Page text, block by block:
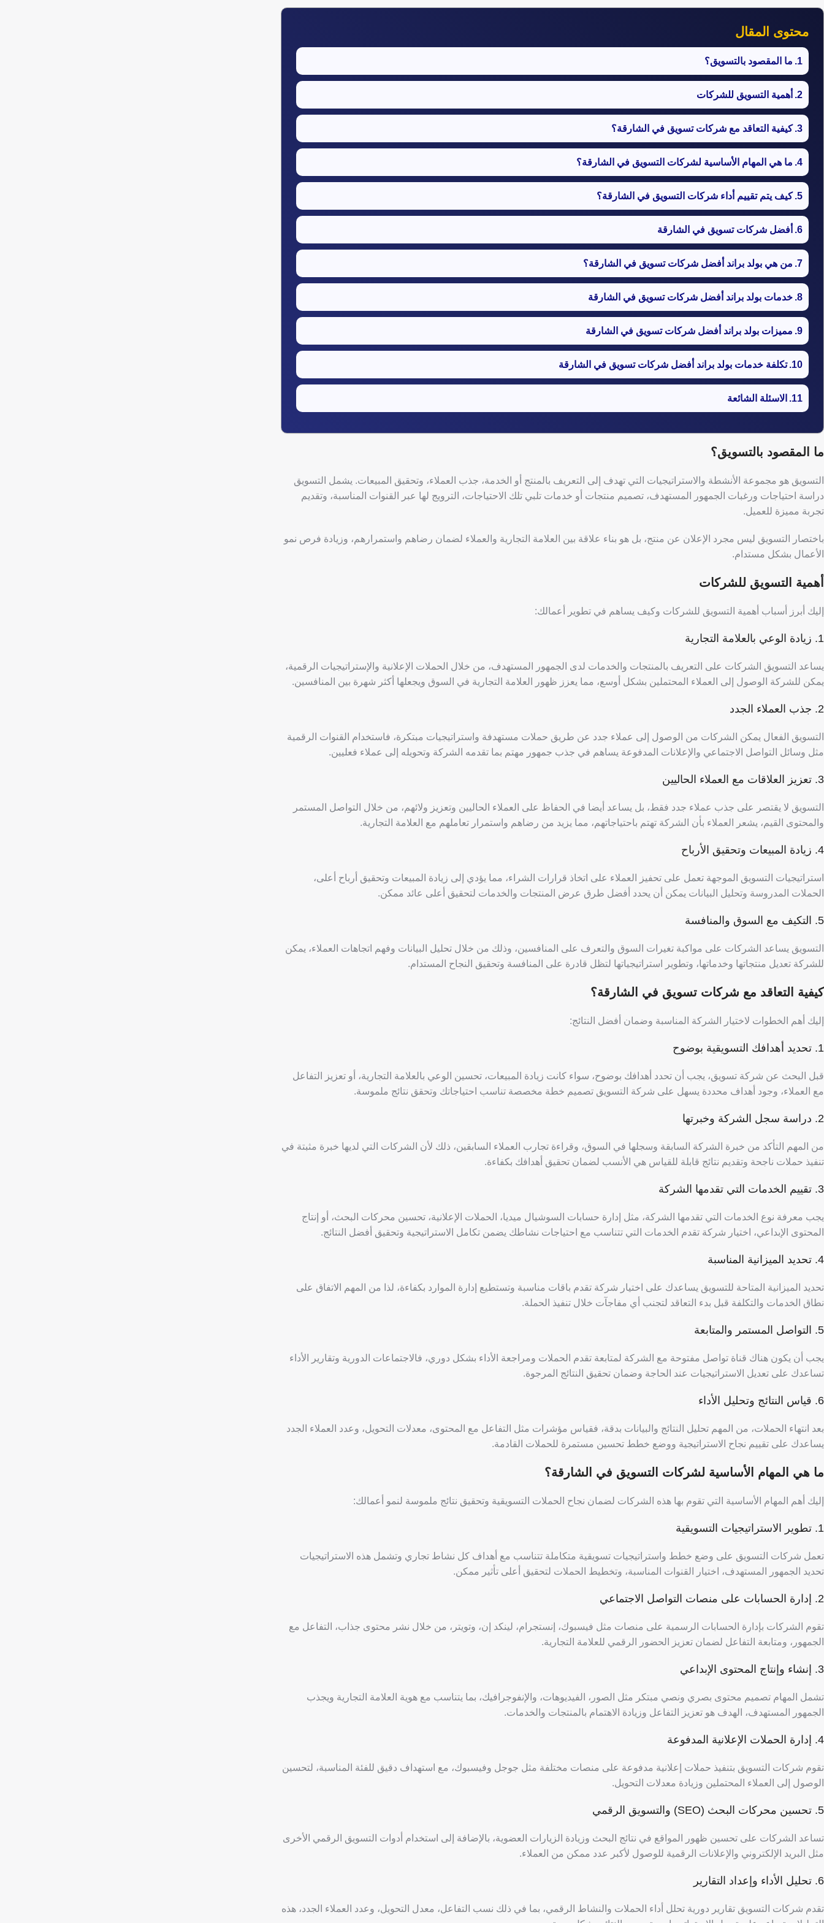
محتوى المقال
ما المقصود بالتسويق؟
أهمية التسويق للشركات
كيفية التعاقد مع شركات تسويق في الشارقة؟
ما هي المهام الأساسية لشركات التسويق في الشارقة؟
كيف يتم تقييم أداء شركات التسويق في الشارقة؟
أفضل شركات تسويق في الشارقة
من هي بولد براند أفضل شركات تسويق في الشارقة؟
خدمات بولد براند أفضل شركات تسويق في الشارقة
مميزات بولد براند أفضل شركات تسويق في الشارقة
تكلفة خدمات بولد براند أفضل شركات تسويق في الشارقة
الاسئلة الشائعة
ما المقصود بالتسويق؟
التسويق هو مجموعة الأنشطة والاستراتيجيات التي تهدف إلى التعريف بالمنتج أو الخدمة، جذب العملاء، وتحقيق المبيعات. يشمل التسويق
دراسة احتياجات ورغبات الجمهور المستهدف، تصميم منتجات أو خدمات تلبي تلك الاحتياجات، الترويج لها عبر القنوات المناسبة، وتقديم
تجربة مميزة للعميل.
باختصار التسويق ليس مجرد الإعلان عن منتج، بل هو بناء علاقة بين العلامة التجارية والعملاء لضمان رضاهم واستمرارهم، وزيادة فرص نمو
الأعمال بشكل مستدام.
أهمية التسويق للشركات
إليك أبرز أسباب أهمية التسويق للشركات وكيف يساهم في تطوير أعمالك:
​​​​1. زيادة الوعي بالعلامة التجارية
يساعد التسويق الشركات على التعريف بالمنتجات والخدمات لدى الجمهور المستهدف، من خلال الحملات الإعلانية والإستراتيجيات الرقمية،
يمكن للشركة الوصول إلى العملاء المحتملين بشكل أوسع، مما يعزز ظهور العلامة التجارية في السوق ويجعلها أكثر شهرة بين المنافسين.
2. جذب العملاء الجدد
التسويق الفعال يمكن الشركات من الوصول إلى عملاء جدد عن طريق حملات مستهدفة واستراتيجيات مبتكرة، فاستخدام القنوات الرقمية
مثل وسائل التواصل الاجتماعي والإعلانات المدفوعة يساهم في جذب جمهور مهتم بما تقدمه الشركة وتحويله إلى عملاء فعليين.
3. تعزيز العلاقات مع العملاء الحاليين
التسويق لا يقتصر على جذب عملاء جدد فقط، بل يساعد أيضا في الحفاظ على العملاء الحاليين وتعزيز ولائهم، من خلال التواصل المستمر
والمحتوى القيم، يشعر العملاء بأن الشركة تهتم باحتياجاتهم، مما يزيد من رضاهم واستمرار تعاملهم مع العلامة التجارية.
4. زيادة المبيعات وتحقيق الأرباح
استراتيجيات التسويق الموجهة تعمل على تحفيز العملاء على اتخاذ قرارات الشراء، مما يؤدي إلى زيادة المبيعات وتحقيق أرباح أعلى،
الحملات المدروسة وتحليل البيانات يمكن أن يحدد أفضل طرق عرض المنتجات والخدمات لتحقيق أعلى عائد ممكن.
5. التكيف مع السوق والمنافسة
التسويق يساعد الشركات على مواكبة تغيرات السوق والتعرف على المنافسين، وذلك من خلال تحليل البيانات وفهم اتجاهات العملاء، يمكن
للشركة تعديل منتجاتها وخدماتها، وتطوير استراتيجياتها لتظل قادرة على المنافسة وتحقيق النجاح المستدام.
كيفية التعاقد مع شركات تسويق في الشارقة؟
​​إليك أهم الخطوات لاختيار الشركة المناسبة وضمان أفضل النتائج:
1. تحديد أهدافك التسويقية بوضوح
قبل البحث عن شركة تسويق، يجب أن تحدد أهدافك بوضوح، سواء كانت زيادة المبيعات، تحسين الوعي بالعلامة التجارية، أو تعزيز التفاعل
مع العملاء، وجود أهداف محددة يسهل على شركة التسويق تصميم خطة مخصصة تناسب احتياجاتك وتحقق نتائج ملموسة.
2. دراسة سجل الشركة وخبرتها
من المهم التأكد من خبرة الشركة السابقة وسجلها في السوق، وقراءة تجارب العملاء السابقين، ذلك لأن الشركات التي لديها خبرة مثبتة في
تنفيذ حملات ناجحة وتقديم نتائج قابلة للقياس هي الأنسب لضمان تحقيق أهدافك بكفاءة.
3. تقييم الخدمات التي تقدمها الشركة
يجب معرفة نوع الخدمات التي تقدمها الشركة، مثل إدارة حسابات السوشيال ميديا، الحملات الإعلانية، تحسين محركات البحث، أو إنتاج
المحتوى الإبداعي،
اختيار شركة تقدم الخدمات التي تتناسب مع احتياجات نشاطك يضمن تكامل الاستراتيجية وتحقيق أفضل النتائج.
4. تحديد الميزانية المناسبة
تحديد الميزانية المتاحة للتسويق يساعدك على اختيار شركة تقدم باقات مناسبة وتستطيع إدارة الموارد بكفاءة، لذا من المهم الاتفاق على
نطاق الخدمات والتكلفة قبل بدء التعاقد لتجنب أي مفاجآت خلال تنفيذ الحملة.
5. التواصل المستمر والمتابعة
يجب أن يكون هناك قناة تواصل مفتوحة مع الشركة لمتابعة تقدم الحملات ومراجعة الأداء بشكل دوري، فالاجتماعات الدورية وتقارير الأداء
تساعدك على تعديل الاستراتيجيات عند الحاجة وضمان تحقيق النتائج المرجوة.
6. قياس النتائج وتحليل الأداء
بعد انتهاء الحملات، من المهم تحليل النتائج والبيانات بدقة، فقياس مؤشرات مثل التفاعل مع المحتوى، معدلات التحويل، وعدد العملاء الجدد
يساعدك على تقييم نجاح الاستراتيجية ووضع خطط تحسين مستمرة للحملات القادمة.
ما هي المهام الأساسية لشركات التسويق في الشارقة؟
إليك أهم المهام الأساسية التي تقوم بها هذه الشركات لضمان نجاح الحملات التسويقية وتحقيق نتائج ملموسة لنمو أعمالك:
1. تطوير الاستراتيجيات التسويقية
تعمل شركات التسويق على وضع خطط واستراتيجيات تسويقية متكاملة تتناسب مع أهداف كل نشاط تجاري وتشمل هذه الاستراتيجيات
تحديد الجمهور المستهدف، اختيار القنوات المناسبة، وتخطيط الحملات لتحقيق أعلى تأثير ممكن.
2. إدارة الحسابات على منصات التواصل الاجتماعي
تقوم الشركات بإدارة الحسابات الرسمية على منصات مثل فيسبوك، إنستجرام، لينكد إن، وتويتر، من خلال نشر محتوى جذاب، التفاعل مع
الجمهور، ومتابعة التفاعل لضمان تعزيز الحضور الرقمي للعلامة التجارية.
3. إنشاء وإنتاج المحتوى الإبداعي
تشمل المهام تصميم محتوى بصري ونصي مبتكر مثل الصور، الفيديوهات، والإنفوجرافيك، بما يتناسب مع هوية العلامة التجارية ويجذب
الجمهور المستهدف، الهدف هو تعزيز التفاعل وزيادة الاهتمام بالمنتجات والخدمات.
4. إدارة الحملات الإعلانية المدفوعة
تقوم شركات التسويق بتنفيذ حملات إعلانية مدفوعة على منصات مختلفة مثل جوجل وفيسبوك، مع استهداف دقيق للفئة المناسبة، لتحسين
الوصول إلى العملاء المحتملين وزيادة معدلات التحويل.
5. تحسين محركات البحث (SEO) والتسويق الرقمي
تساعد الشركات على تحسين ظهور المواقع في نتائج البحث وزيادة الزيارات العضوية، بالإضافة إلى استخدام أدوات التسويق الرقمي الأخرى
مثل البريد الإلكتروني والإعلانات الرقمية للوصول لأكبر عدد ممكن من العملاء.
6. تحليل الأداء وإعداد التقارير
تقدم شركات التسويق تقارير دورية تحلل أداء الحملات والنشاط الرقمي، بما في ذلك نسب التفاعل، معدل التحويل، وعدد العملاء الجدد، هذه